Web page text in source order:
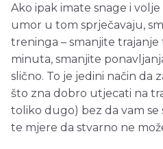
Ako ipak imate snage i
umor u tom sprječavaju,
treninga – smanjite trajanje
minuta, smanjite
slično. To je jedini način da
što zna dobro utjecati na
toliko dugo) bez da vam
te mjere da stvarno ne